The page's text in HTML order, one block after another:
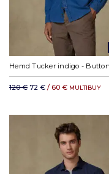
120 € 72 € / 60 € MULTIBUY